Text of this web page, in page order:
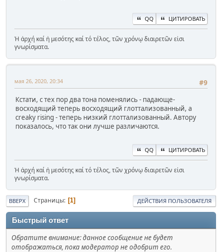
QQ ЦИТИРОВАТЬ
Ἡ ἀρχή καί ἡ μεσότης καί τό τέλος, τῶν χρόνῳ διαιρετῶν εἰσι
γνωρίσματα.
#9
мая 26, 2020, 20:34
Кстати, с тех пор два тона поменялись - падающе-
восходящий теперь восходящий глоттализованный, а
creaky rising - теперь низкий глоттализованный. Автору
показалось, что так они лучше различаются.
QQ ЦИТИРОВАТЬ
Ἡ ἀρχή καί ἡ μεσότης καί τό τέλος, τῶν χρόνῳ διαιρετῶν εἰσι
γνωρίσματα.
ВВЕРХ Страницы 1 ДЕЙСТВИЯ ПОЛЬЗОВАТЕЛЯ
Быстрый ответ
Обратите внимание: данное сообщение не будет
отображаться, пока модератор не одобрит его.